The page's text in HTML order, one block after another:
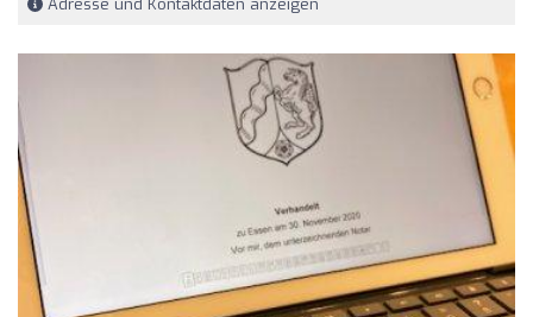
Adresse und Kontaktdaten anzeigen